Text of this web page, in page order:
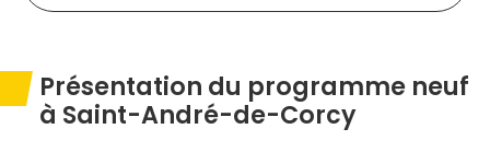
Présentation du programme neuf
à Saint-André-de-Corcy